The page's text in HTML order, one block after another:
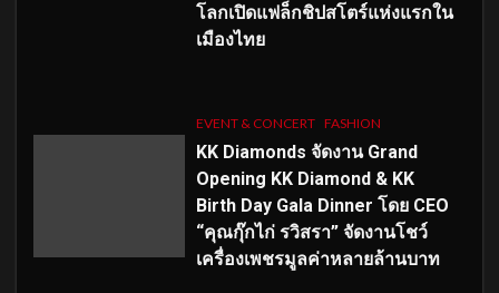
โลกเปิดแฟล็กชิปสโตร์แห่งแรกใน
เมืองไทย
EVENT & CONCERT FASHION
KK Diamonds จัดงาน Grand
Opening KK Diamond & KK
Birth Day Gala Dinner โดย CEO
“คุณกุ๊กไก่ รวิสรา” จัดงานโชว์
เครื่องเพชรมูลค่าหลายล้านบาท